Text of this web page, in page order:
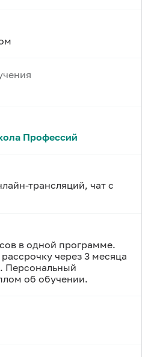
Профессий
трансляций, чат с
в одной программе.
через 3 месяца
Персональный
об обучении.